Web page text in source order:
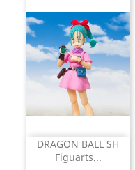
DRAGON BALL SH
Figuarts...